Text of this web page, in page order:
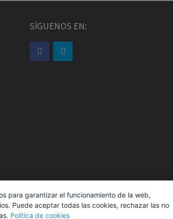
SÍGUENOS EN:
para garantizar el funcionamiento de la web,
Puede aceptar todas las cookies, rechazar las no
Política de cookies